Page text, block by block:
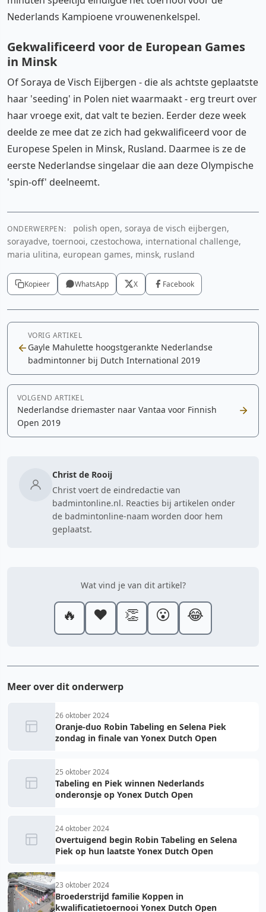
Nederlands Kampioene vrouwenenkelspel.
Gekwalificeerd voor de European Games
in Minsk
Of Soraya de Visch Eijbergen - die als achtste geplaatste
haar 'seeding' in Polen niet waarmaakt - erg treurt over
haar vroege exit, dat valt te bezien. Eerder deze week
deelde ze mee dat ze zich had gekwalificeerd voor de
Europese Spelen in Minsk, Rusland. Daarmee is ze de
eerste Nederlandse singelaar die aan deze Olympische
'spin-off' deelneemt.
ONDERWERPEN:
polish open, soraya de visch eijbergen,
sorayadve, toernooi, czestochowa, international challenge,
maria ulitina, european games, minsk, rusland
Kopieer WhatsApp X Facebook
VORIG ARTIKEL
Gayle Mahulette hoogstgerankte Nederlandse
badmintonner bij Dutch International 2019
VOLGEND ARTIKEL
Nederlandse driemaster naar Vantaa voor Finnish
Open 2019
Christ de Rooij
Christ voert de eindredactie van
badmintonline.nl. Reacties bij artikelen onder
de badmintonline-naam worden door hem
geplaatst.
Wat vind je van dit artikel?
🔥 ❤️ 👏 😮 😂
Meer over dit onderwerp
26 oktober 2024
Oranje-duo Robin Tabeling en Selena Piek
zondag in finale van Yonex Dutch Open
25 oktober 2024
Tabeling en Piek winnen Nederlands
onderonsje op Yonex Dutch Open
24 oktober 2024
Overtuigend begin Robin Tabeling en Selena
Piek op hun laatste Yonex Dutch Open
23 oktober 2024
Broederstrijd familie Koppen in
kwalificatietoernooi Yonex Dutch Open